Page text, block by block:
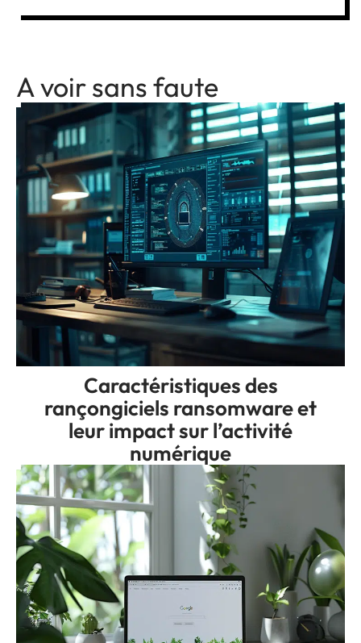
A voir sans faute
Caractéristiques des
rançongiciels ransomware et
leur impact sur l’activité
numérique